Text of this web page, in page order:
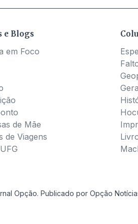
e Blogs
em Foco
de Mãe
de Viagens
Opção. Publicado por Opção